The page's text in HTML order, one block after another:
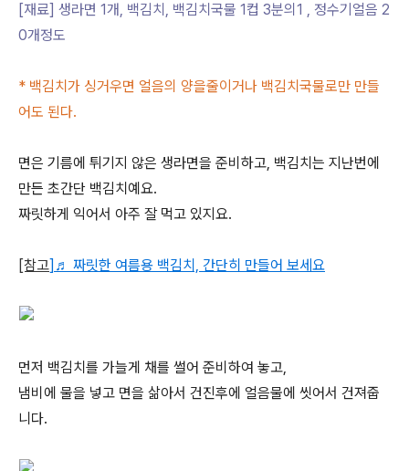
[재료] 생라면 1개, 백김치, 백김치국물 1컵 3분의1 , 정수기얼음 2
0개정도
* 백김치가 싱거우면 얼음의 양을줄이거나 백김치국물로만 만들
어도 된다.
면은 기름에 튀기지 않은 생라면을 준비하고, 백김치는 지난번에
만든 초간단 백김치예요.
짜릿하게 익어서 아주 잘 먹고 있지요.
[참고] ♬ 짜릿한 여름용 백김치, 간단히 만들어 보세요
먼저 백김치를 가늘게 채를 썰어 준비하여 놓고,
냄비에 물을 넣고 면을 삶아서 건진후에 얼음물에 씻어서 건져줍
니다.